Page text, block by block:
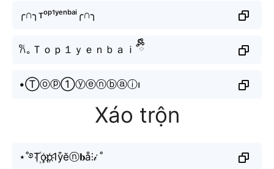
╭∩╮ᴛᵒᵖ¹ʸᵉⁿᵇᵃⁱ╭∩╮
𐙚｡Ｔｏｐ１ｙｅｎｂａｉ˚ྀིྀི
•Ⓣⓞⓟ①ⓨⓔⓝⓑⓐⓘ၊
Xáo trộn
⋆˚࿔T꙰o͎p҉1y͒ĕⓝ𝐛å⫶𝒾 ˚